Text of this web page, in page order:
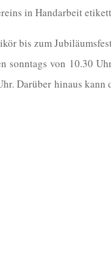
in Handarbeit
bis zum
sonntags von 10.30
Darüber hinaus